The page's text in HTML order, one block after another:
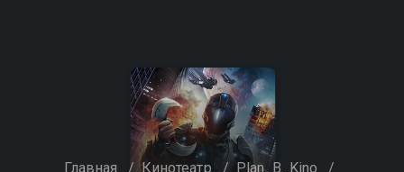
Главная / Кинотеатр / Plan_B_Kino /